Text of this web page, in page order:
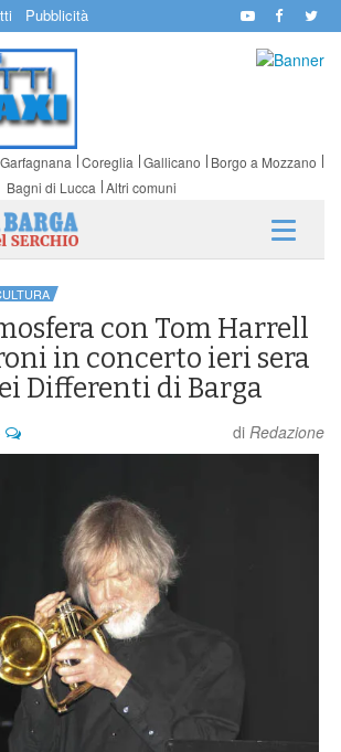
Pubblicità
Coreglia Gallicano
Borgo a Mozzano
Bagni di Lucca Altri comuni
con Tom Harrell
in concerto ieri sera
Differenti di Barga
di Redazione